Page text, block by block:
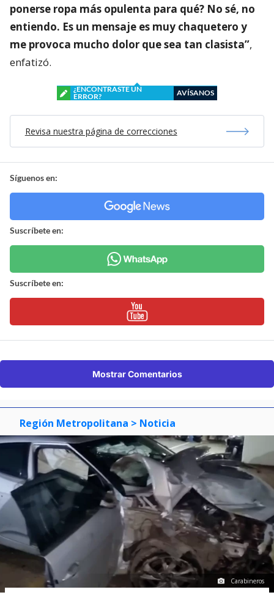
ponerse ropa más opulenta para qué? No sé, no
entiendo. Es un mensaje es muy chaquetero y
me provoca mucho dolor que sea tan clasista”,
enfatizó.
¿ENCONTRASTE UN
ERROR?
AVÍSANOS
Revisa nuestra página de correcciones
Síguenos en:
Suscríbete en:
Suscríbete en:
Mostrar Comentarios
Región Metropolitana > Noticia
Carabineros